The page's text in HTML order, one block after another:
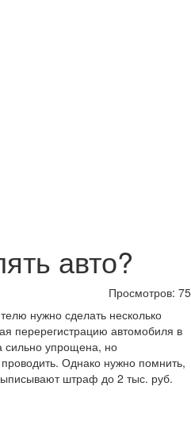
авто?
Просмотров: 75
нужно сделать несколько
перерегистрацию автомобиля в
упрощена, но
Однако нужно помнить,
штраф до 2 тыс. руб.